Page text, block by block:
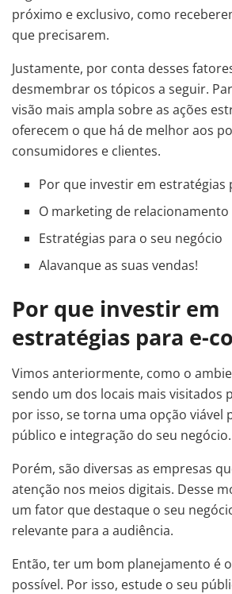
próximo e exclusivo, como
que precisarem.
Justamente, por conta desses
desmembrar os tópicos a seguir.
visão mais ampla sobre as ações
oferecem o que há de melhor aos
consumidores e clientes.
Por que investir em estratégias
O marketing de relacionamento
Estratégias para o seu negócio
Alavanque as suas vendas!
Por que investir em
estratégias para e-
Vimos anteriormente, como o
sendo um dos locais mais visitados
por isso, se torna uma opção viável
público e integração do seu negócio.
Porém, são diversas as empresas
atenção nos meios digitais. Desse
um fator que destaque o seu
relevante para a audiência.
Então, ter um bom planejamento é
possível. Por isso, estude o seu